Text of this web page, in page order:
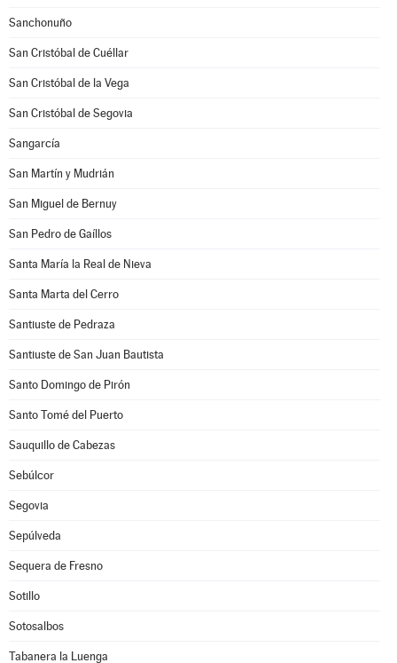
Sanchonuño
San Cristóbal de Cuéllar
San Cristóbal de la Vega
San Cristóbal de Segovia
Sangarcía
San Martín y Mudrián
San Miguel de Bernuy
San Pedro de Gaíllos
Santa María la Real de Nieva
Santa Marta del Cerro
Santiuste de Pedraza
Santiuste de San Juan Bautista
Santo Domingo de Pirón
Santo Tomé del Puerto
Sauquillo de Cabezas
Sebúlcor
Segovia
Sepúlveda
Sequera de Fresno
Sotillo
Sotosalbos
Tabanera la Luenga